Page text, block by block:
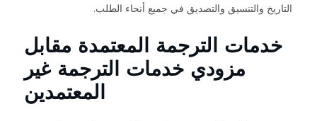
التاريخ والتنسيق والتصديق في جميع أنحاء الطلب.
خدمات الترجمة المعتمدة مقابل
مزودي خدمات الترجمة غير
المعتمدين